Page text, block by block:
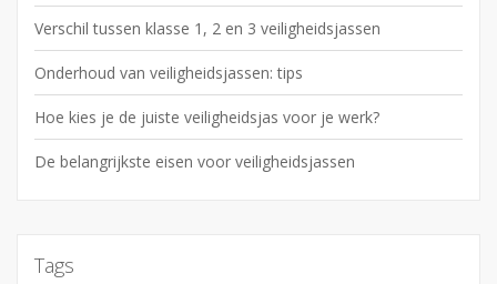
Verschil tussen klasse 1, 2 en 3 veiligheidsjassen
Onderhoud van veiligheidsjassen: tips
Hoe kies je de juiste veiligheidsjas voor je werk?
De belangrijkste eisen voor veiligheidsjassen
Tags